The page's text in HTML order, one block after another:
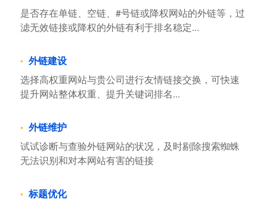
是否存在单链、空链、#号链或降权网站的外链等，过
滤无效链接或降权的外链有利于排名稳定...
外链建设
选择高权重网站与贵公司进行友情链接交换，可快速
提升网站整体权重、提升关键词排名...
外链维护
试试诊断与查验外链网站的状况，及时剔除搜索蜘蛛
无法识别和对本网站有害的链接
标题优化